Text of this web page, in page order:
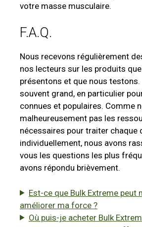
votre masse musculaire.
F.A.Q.
Nous recevons régulièrement
nos lecteurs sur les produits
présentons et que nous testons.
souvent grand, en particulier
connues et populaires. Comme
malheureusement pas les
nécessaires pour traiter chaque
individuellement, nous avons
vous les questions les plus
avons répondu brièvement.
Est-ce que Bulk Extreme peut
améliorer ma force ?
Où puis-je acheter Bulk